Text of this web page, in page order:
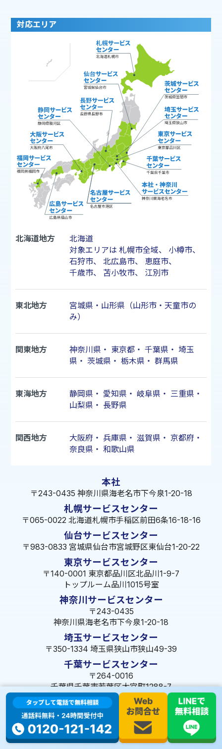
対応エリア
北海道地方
北海道
対象エリアは 札幌市全域、 小樽市、
石狩市、 北広島市、 恵庭市、
千歳市、 苫小牧市、 江別市
東北地方
宮城県・山形県（山形市・天童市の
み）
関東地方 神奈川県 ・ 東京都・ 千葉県 ・ 埼玉
県 ・ 茨城県 ・ 栃木県 ・ 群馬県
東海地方 静岡県 ・ 愛知県 ・ 岐阜県 ・ 三重県 ・
山梨県 ・ 長野県
関西地方 大阪府 ・ 兵庫県 ・ 滋賀県 ・ 京都府 ・
奈良県 ・ 和歌山県
本社
〒243-0435 神奈川県海老名市下今泉1-20-18
札幌サービスセンター
〒065-0022 北海道札幌市手稲区前田6条16-18-16
仙台サービスセンター
〒983-0833 宮城県仙台市宮城野区東仙台1-20-22
東京サービスセンター
〒140-0001 東京都品川区北品川1-9-7
トップルーム品川1015号室
神奈川サービスセンター
〒243-0435
神奈川県海老名市下今泉1-20-18
埼玉サービスセンター
〒350-1334 埼玉県狭山市狭山49-39
千葉サービスセンター
〒264-0016
千葉県千葉市若葉区大宮町1288-7
茨城サービスセンター
〒309-1717 茨城県笠間市旭町322-2 102号
長野サービスセンター
〒380-0921 長野県長野市大字栗田653-141 皐月ビル